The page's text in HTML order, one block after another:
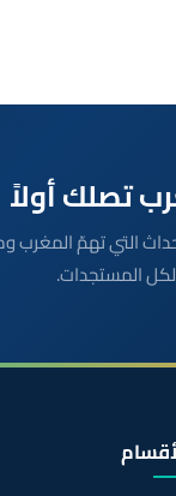
لكل الأحداث التي تهمّ
المستجدات.